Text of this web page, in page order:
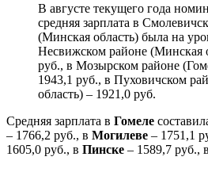
В августе текущего года
средняя зарплата в
(Минская область) была на
Несвижском районе (Минская
руб., в Мозырском районе
1943,1 руб., в Пуховичском
область) – 1921,0 руб.
Средняя зарплата в Гомеле
– 1766,2 руб., в Могилеве – 1751,1
1605,0 руб., в Пинске – 1589,7 руб., в